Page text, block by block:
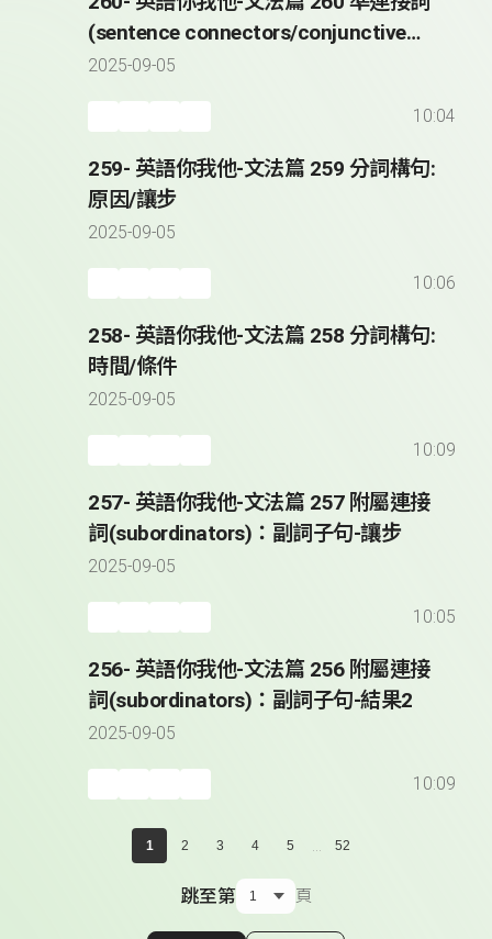
(sentence connectors/conjunctive
adverbs)
2025-09-05
10:04
259- 英語你我他-文法篇 259 分詞構句:
原因/讓步
2025-09-05
10:06
258- 英語你我他-文法篇 258 分詞構句:
時間/條件
2025-09-05
10:09
257- 英語你我他-文法篇 257 附屬連接
詞(subordinators)：副詞子句-讓步
2025-09-05
10:05
256- 英語你我他-文法篇 256 附屬連接
詞(subordinators)：副詞子句-結果2
2025-09-05
10:09
1 2 3 4 5 ... 52
跳至第 頁